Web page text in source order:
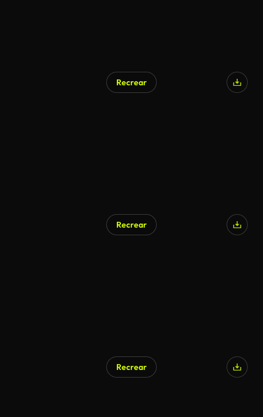
Recrear
Recrear
Recrear